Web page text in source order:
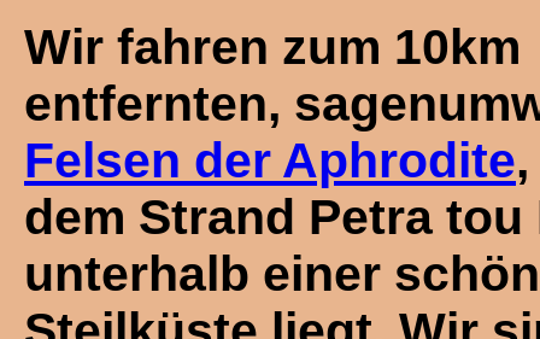
Wir fahren zum 10km
entfernten,
Felsen der Aphrodite
dem Strand Petra tou
unterhalb einer